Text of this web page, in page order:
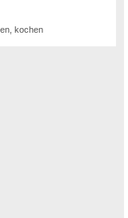
kochen